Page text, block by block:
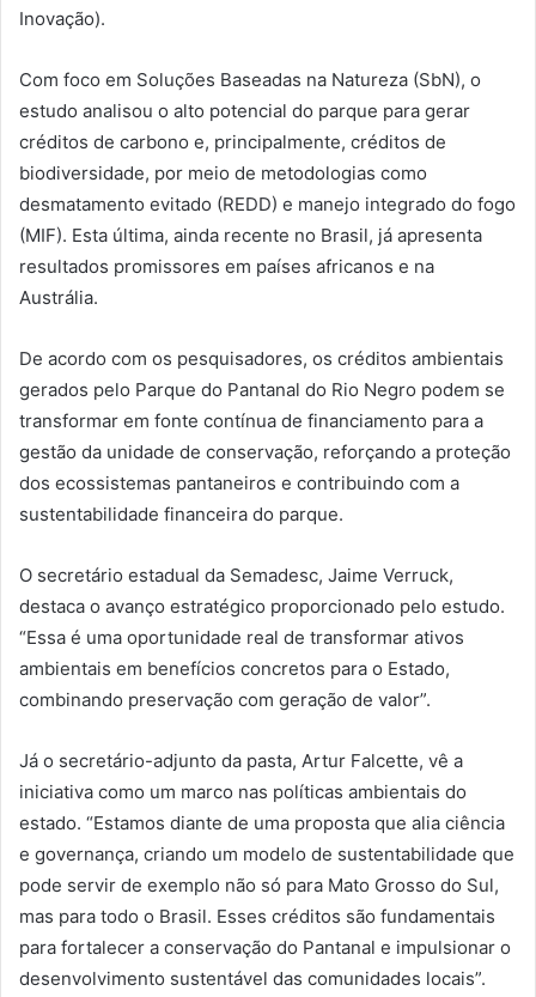
Inovação).
Com foco em Soluções Baseadas na Natureza (SbN), o
estudo analisou o alto potencial do parque para gerar
créditos de carbono e, principalmente, créditos de
biodiversidade, por meio de metodologias como
desmatamento evitado (REDD) e manejo integrado do fogo
(MIF). Esta última, ainda recente no Brasil, já apresenta
resultados promissores em países africanos e na
Austrália.
De acordo com os pesquisadores, os créditos ambientais
gerados pelo Parque do Pantanal do Rio Negro podem se
transformar em fonte contínua de financiamento para a
gestão da unidade de conservação, reforçando a proteção
dos ecossistemas pantaneiros e contribuindo com a
sustentabilidade financeira do parque.
O secretário estadual da Semadesc, Jaime Verruck,
destaca o avanço estratégico proporcionado pelo estudo.
“Essa é uma oportunidade real de transformar ativos
ambientais em benefícios concretos para o Estado,
combinando preservação com geração de valor”.
Já o secretário-adjunto da pasta, Artur Falcette, vê a
iniciativa como um marco nas políticas ambientais do
estado. “Estamos diante de uma proposta que alia ciência
e governança, criando um modelo de sustentabilidade que
pode servir de exemplo não só para Mato Grosso do Sul,
mas para todo o Brasil. Esses créditos são fundamentais
para fortalecer a conservação do Pantanal e impulsionar o
desenvolvimento sustentável das comunidades locais”.